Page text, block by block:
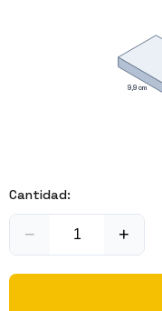
9,9 cm
Cantidad:
− +